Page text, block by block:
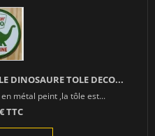
DINOSAURE TOLE DECO...
métal peint ,la tôle est...
TTC